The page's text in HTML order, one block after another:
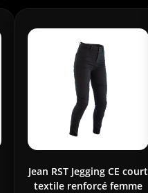
Jean RST Jegging CE court
textile renforcé femme